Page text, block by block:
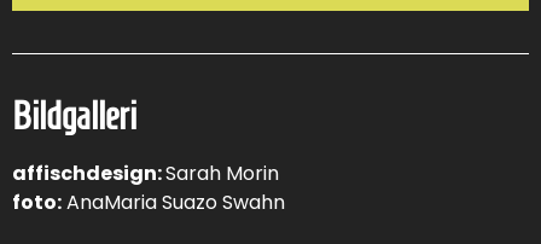
Bildgalleri
affischdesign:Sarah Morin
foto:AnaMaria Suazo Swahn